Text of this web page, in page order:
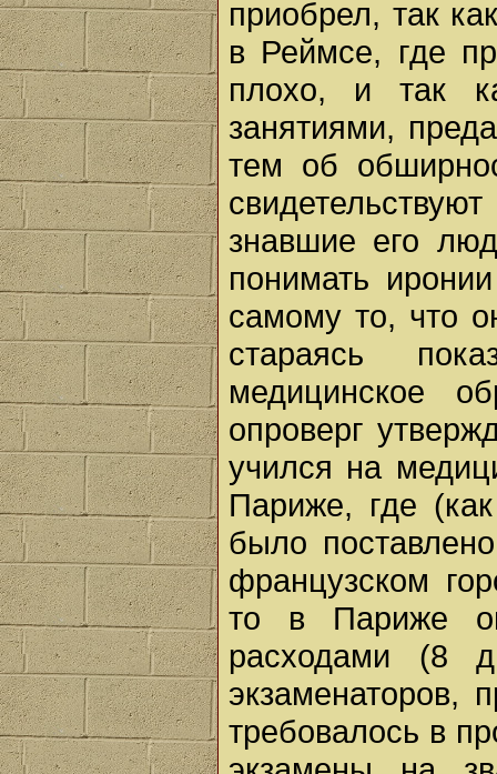
приобрел, так
в Реймсе, где
плохо, и так
занятиями,
тем об
знавшие его
понимать
самому то, что
стараясь
медицинское
опроверг
учился на
Париже, где
было
французском
то в Париже
расходами (8
экзаменаторов,
требовалось в